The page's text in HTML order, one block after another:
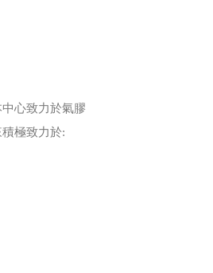
心致力於氣膠
極致力於: